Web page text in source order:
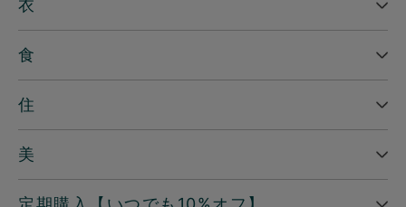
衣
食
住
美